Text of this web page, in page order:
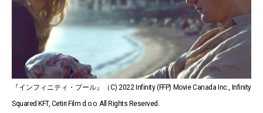
『インフィニティ・プール』（C) 2022 Infinity (FFP) Movie Canada Inc., Infinity
Squared KFT, Cetiri Film d.o.o. All Rights Reserved.